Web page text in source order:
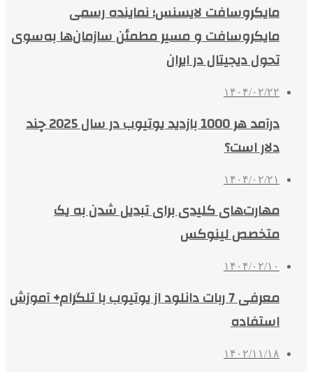
مایکروسافت لایسنس؛ نماینده رسمی
مایکروسافت و مسیر مطمئن سازمان‌ها به‌سوی
تحول دیجیتال در ایران
۱۴۰۴/۰۲/۲۲
درآمد هر 1000 بازدید یوتیوب در سال 2025 چند
دلار است؟
۱۴۰۴/۰۲/۲۱
مهارت‌های کلیدی برای تبدیل شدن به یک
متخصص لینوکس
۱۴۰۴/۰۲/۱۰
معرفی 7 ربات دانلود از یوتیوب با تلگرام+ آموزش
استفاده
۱۴۰۲/۱۱/۱۸